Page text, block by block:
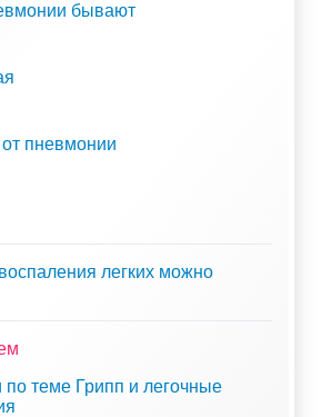
бывают
от пневмонии
легких можно
по теме Грипп и легочные